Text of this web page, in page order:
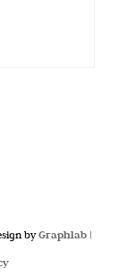
byGraphlab|